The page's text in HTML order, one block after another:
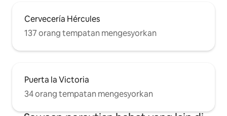
Cervecería Hércules
137 orang tempatan mengesyorkan
Puerta la Victoria
34 orang tempatan mengesyorkan